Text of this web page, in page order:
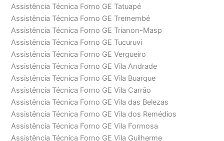
Assistência Técnica Forno GE Tatuapé
Assistência Técnica Forno GE Tremembé
Assistência Técnica Forno GE Trianon-Masp
Assistência Técnica Forno GE Tucuruvi
Assistência Técnica Forno GE Vergueiro
Assistência Técnica Forno GE Vila Andrade
Assistência Técnica Forno GE Vila Buarque
Assistência Técnica Forno GE Vila Carrão
Assistência Técnica Forno GE Vila das Belezas
Assistência Técnica Forno GE Vila dos Remédios
Assistência Técnica Forno GE Vila Formosa
Assistência Técnica Forno GE Vila Guilherme